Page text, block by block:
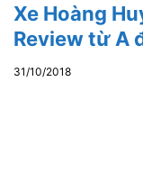
Xe Hoàng
Review từ A
31/10/2018